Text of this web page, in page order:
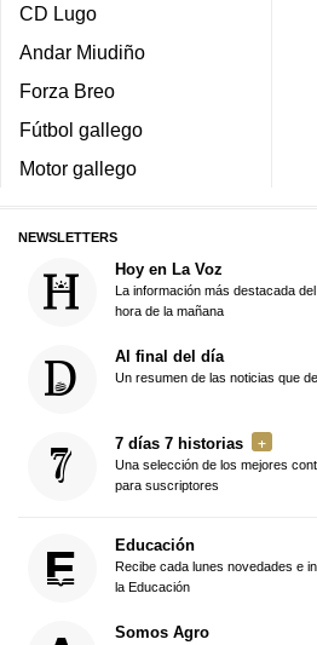
CD Lugo
Andar Miudiño
Forza Breo
Fútbol gallego
Motor gallego
NEWSLETTERS
Hoy en La Voz
La información más destacada
hora de la mañana
Al final del día
Un resumen de las noticias que
7 días 7 historias
Una selección de los mejores
para suscriptores
Educación
Recibe cada lunes novedades e
la Educación
Somos Agro